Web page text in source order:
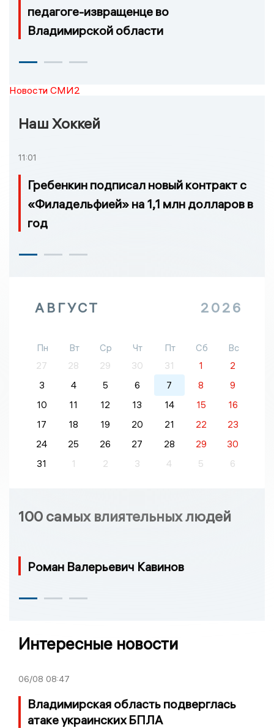
педагоге-извращенце во
Владимирской области
Новости СМИ2
Наш Хоккей
11:01
Гребенкин подписал новый контракт с
«Филадельфией» на 1,1 млн долларов в
год
АВГУСТ 2026
Пн Вт Ср Чт Пт Сб
Вс
27
28 29 30 31 1
2
3
4 5 6 7 8
9
10
11 12 13 14 15
16
17
18 19 20 21 22
23
24
25 26 27 28 29
30
31
1 2 3 4 5 6
100 самых влиятельных людей
Роман Валерьевич Кавинов
Интересные новости
06/08 08:47
Владимирская область подверглась
атаке украинских БПЛА